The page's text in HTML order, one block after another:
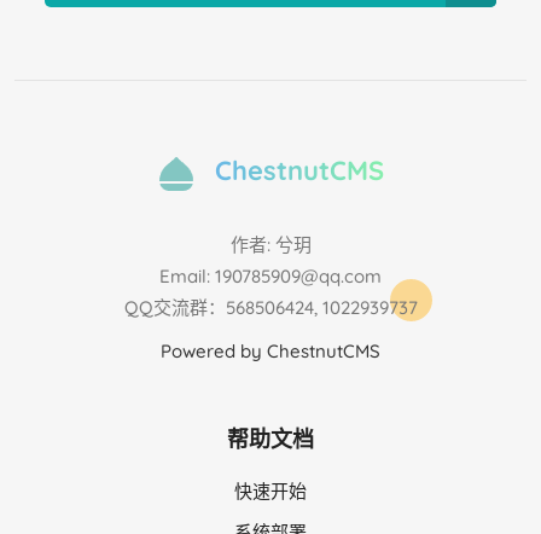
ChestnutCMS
作者: 兮玥
Email: 190785909@qq.com
QQ交流群：568506424, 1022939737
Powered by ChestnutCMS
帮助文档
快速开始